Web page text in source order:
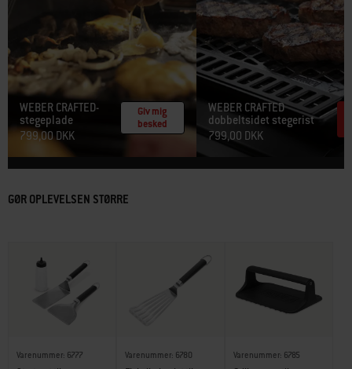
WEBER CRAFTED-
stegeplade
799,00 DKK
Giv mig
besked
WEBER CRAFTED
dobbeltsidet stegerist​
799,00 DKK
GØR OPLEVELSEN STØRRE
Varenummer: 6777 Varenummer: 6780 Varenummer: 6785